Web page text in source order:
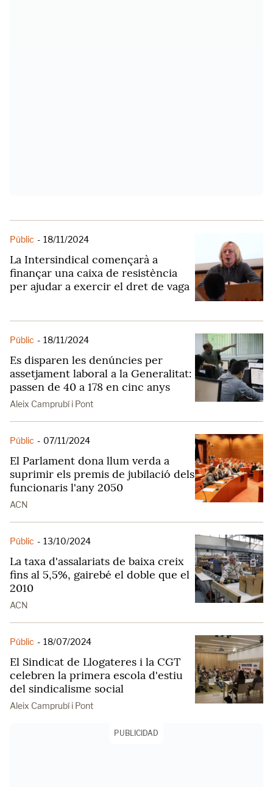
Públic - 18/11/2024
La Intersindical començarà a
finançar una caixa de resistència
per ajudar a exercir el dret de vaga
Públic - 18/11/2024
Es disparen les denúncies per
assetjament laboral a la Generalitat:
passen de 40 a 178 en cinc anys
Aleix Camprubí i Pont
Públic - 07/11/2024
El Parlament dona llum verda a
suprimir els premis de jubilació dels
funcionaris l'any 2050
ACN
Públic - 13/10/2024
La taxa d'assalariats de baixa creix
fins al 5,5%, gairebé el doble que el
2010
ACN
Públic - 18/07/2024
El Sindicat de Llogateres i la CGT
celebren la primera escola d'estiu
del sindicalisme social
Aleix Camprubí i Pont
PUBLICIDAD